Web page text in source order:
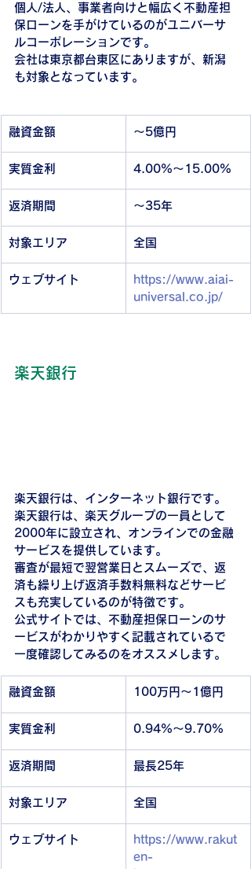
個人/法人、事業者向けと幅広く不動産担
保ローンを手がけているのがユニバーサ
ルコーポレーションです。
会社は東京都台東区にありますが、新潟
も対象となっています。
融資金額 ～5億円
実質金利 4.00%～15.00%
返済期間 ～35年
対象エリア 全国
ウェブサイト
https://www.aiai-
universal.co.jp/
楽天銀行
楽天銀行は、インターネット銀行です。
楽天銀行は、楽天グループの一員として
2000年に設立され、オンラインでの金融
サービスを提供しています。
審査が最短で翌営業日とスムーズで、返
済も繰り上げ返済手数料無料などサービ
スも充実しているのが特徴です。
公式サイトでは、不動産担保ローンのサ
ービスがわかりやすく記載されているで
一度確認してみるのをオススメします。
融資金額 100万円～1億円
実質金利 0.94%～9.70%
返済期間 最長25年
対象エリア 全国
ウェブサイト
https://www.rakut
en-